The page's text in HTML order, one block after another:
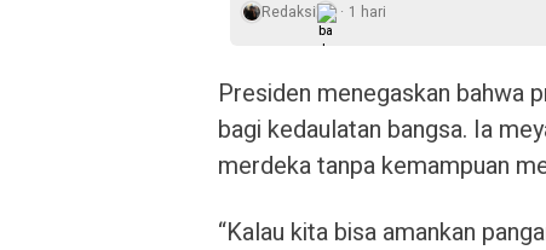
Redaksi 1 hari
Presiden menegaskan bahwa
bagi kedaulatan bangsa. Ia
merdeka tanpa kemampuan
“Kalau kita bisa amankan